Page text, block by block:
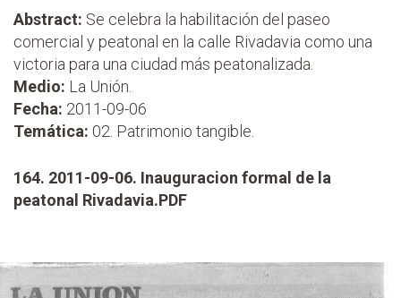
Abstract: Se celebra la habilitación del paseo
comercial y peatonal en la calle Rivadavia como una
victoria para una ciudad más peatonalizada.
Medio: La Unión.
Fecha: 2011-09-06
Temática: 02. Patrimonio tangible.
164. 2011-09-06. Inauguracion formal de la
peatonal Rivadavia.PDF